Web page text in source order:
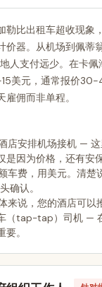
勒比出租车超收现象
价器。从机场到佩蒂
支付远少。在卡佩
美元，通常报价30-
佣而非单程。
店安排机场接机 — 这
是因为价格，还有安
车费，用美元。清楚
确认。
来说，您的酒店可以
（tap-tap）司机 —
。